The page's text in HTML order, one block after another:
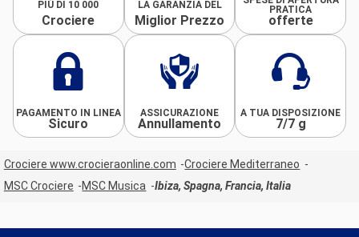
PIÙ DI 10 000
Crociere
LA GARANZIA DEL
Miglior Prezzo
PRATICA
offerte
PAGAMENTO IN LINEA
Sicuro
ASSICURAZIONE
Annullamento
A TUA DISPOSIZIONE
7/7 g
Crociere www.crocieraonline.com
Crociere Mediterraneo
MSC Crociere
MSC Musica Ibiza, Spagna, Francia, Italia